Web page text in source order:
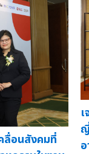
ลื่อนสังคมที่